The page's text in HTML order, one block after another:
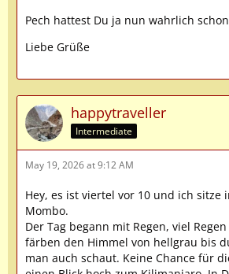
Pech hattest Du ja nun wahrlich
Liebe Grüße
happytraveller
Intermediate
May 19, 2026 at 9:12 AM
Hey, es ist viertel vor 10 und ich sitze
Mombo.
Der Tag begann mit Regen, viel
färben den Himmel von hellgrau bis
man auch schaut. Keine Chance für